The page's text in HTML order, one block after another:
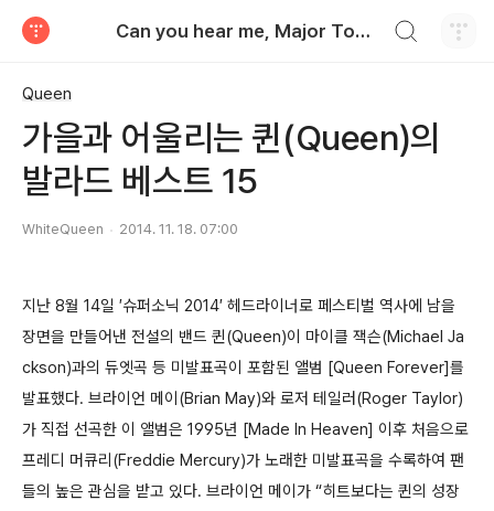
Can you hear me, Major Tom?
Queen
가을과 어울리는 퀸(Queen)의
발라드 베스트 15
WhiteQueen 2014. 11. 18. 07:00
지난 8월 14일 ′슈퍼소닉 2014′ 헤드라이너로 페스티벌 역사에 남을
장면을 만들어낸 전설의 밴드 퀸(Queen)이 마이클 잭슨(Michael Ja
ckson)과의 듀엣곡 등 미발표곡이 포함된 앨범 [Queen Forever]를
발표했다. 브라이언 메이(Brian May)와 로저 테일러(Roger Taylor)
가 직접 선곡한 이 앨범은 1995년 [Made In Heaven] 이후 처음으로
프레디 머큐리(Freddie Mercury)가 노래한 미발표곡을 수록하여 팬
들의 높은 관심을 받고 있다. 브라이언 메이가 “히트보다는 퀸의 성장